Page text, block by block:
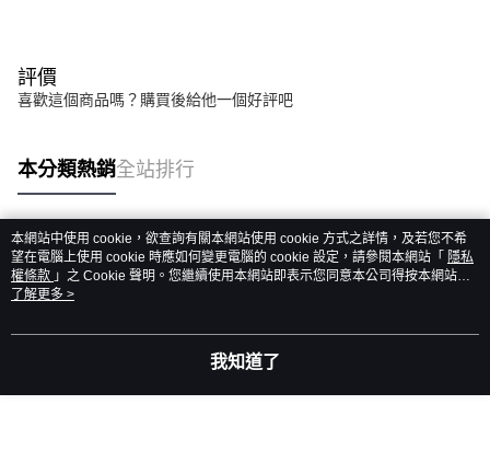
評價
喜歡這個商品嗎？購買後給他一個好評吧
本分類熱銷全站排行
熱門標籤
本網站中使用 cookie，欲查詢有關本網站使用 cookie 方式之詳情，及若您不希
望在電腦上使用 cookie 時應如何變更電腦的 cookie 設定，請參閱本網站「 隱私
權條款 」之 Cookie 聲明。您繼續使用本網站即表示您同意本公司得按本網站使
用條款之 Cookie 聲明使用 cookie。
了解更多 >
我知道了